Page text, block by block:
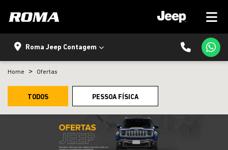
Roma Jeep Contagem
Home Ofertas
TODOS PESSOA FÍSICA